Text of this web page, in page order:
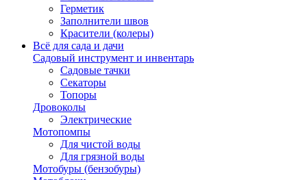
Герметик
Заполнители швов
Красители (колеры)
Всё для сада и дачи
Садовый инструмент и инвентарь
Садовые тачки
Секаторы
Топоры
Дровоколы
Электрические
Мотопомпы
Для чистой воды
Для грязной воды
Мотобуры (бензобуры)